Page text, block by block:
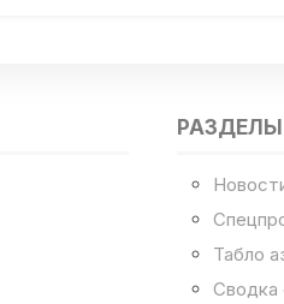
Табло
Сводка